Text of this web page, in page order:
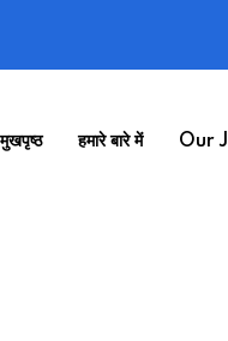
मुखपृष्ठ हमारे बारे में Our